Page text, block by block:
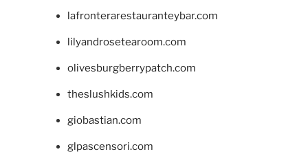
lafronterarestauranteybar.com
lilyandrosetearoom.com
olivesburgberrypatch.com
theslushkids.com
giobastian.com
glpascensori.com